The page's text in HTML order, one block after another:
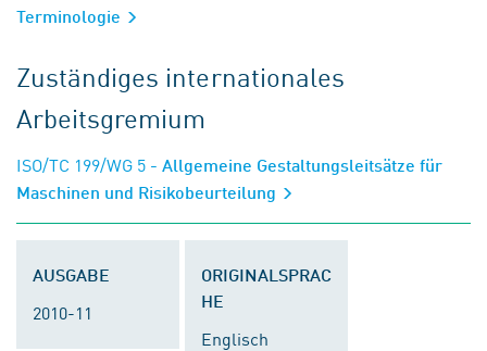
Terminologie
Zuständiges internationales
Arbeitsgremium
ISO/TC 199/WG 5 - Allgemeine Gestaltungsleitsätze für
Maschinen und Risikobeurteilung
AUSGABE
2010-11
ORIGINALSPRAC
HE
Englisch